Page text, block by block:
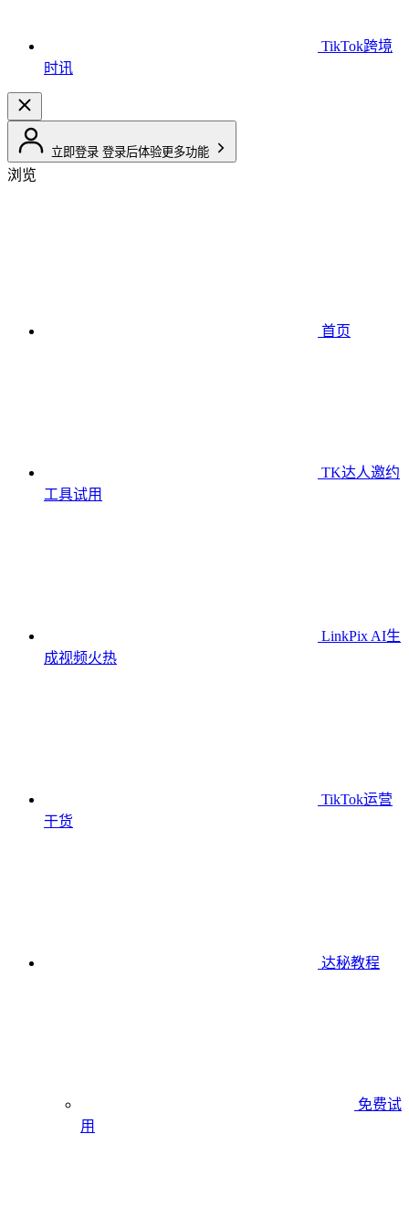
TikTok跨境
时讯
立即登录 登录后体验更多功能
浏览
首页
TK达人邀约
工具试用
LinkPix AI生
成视频火热
TikTok运营
干货
达秘教程
免费试
用